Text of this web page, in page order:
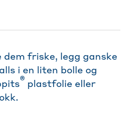
dem friske, legg ganske
i en liten bolle og
® plastfolie eller